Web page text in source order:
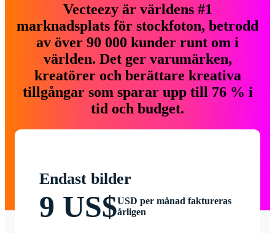
Vecteezy är världens #1
marknadsplats för stockfoton, betrodd
av över 90 000 kunder runt om i
världen. Det ger varumärken,
kreatörer och berättare kreativa
tillgångar som sparar upp till 76 % i
tid och budget.
Endast bilder
9 US$USD per månad faktureras
årligen